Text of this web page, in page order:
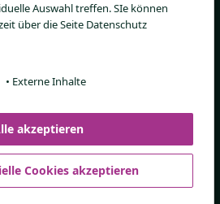
Ärztestudien
Online-Shop
Auswahl treffen. SIe können
über die Seite Datenschutz
• Externe Inhalte
akzeptieren
Cookies akzeptieren